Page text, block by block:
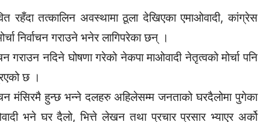
रहँदा तत्कालिन अवस्थामा ठूला देखिएका एमाओवादी, कांग्रेस
निर्वाचन गराउने भनेर लागिपरेका छन् ।
गराउन नदिने घोषणा गरेको नेकपा माओवादी नेतृत्वको मोर्चा पनि
छ ।
मंसिरमै हुन्छ भन्ने दलहरु अहिलेसम्म जनताको घरदैलोमा पुगेका
भने घर दैलो, भित्ते लेखन तथा प्रचार प्रसार भ्याएर अर्को